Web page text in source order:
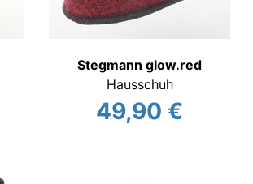
Stegmann glow.red
Hausschuh
49,90 €